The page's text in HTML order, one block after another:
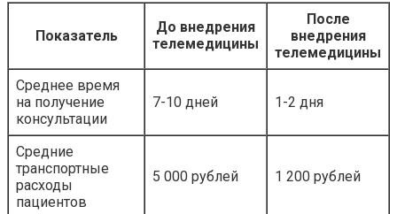
Показатель
До внедрения
телемедицины
После
внедрения
телемедицины
Среднее время
на получение
консультации
7-10 дней 1-2 дня
Средние
транспортные
расходы
пациентов
5 000 рублей 1 200 рублей